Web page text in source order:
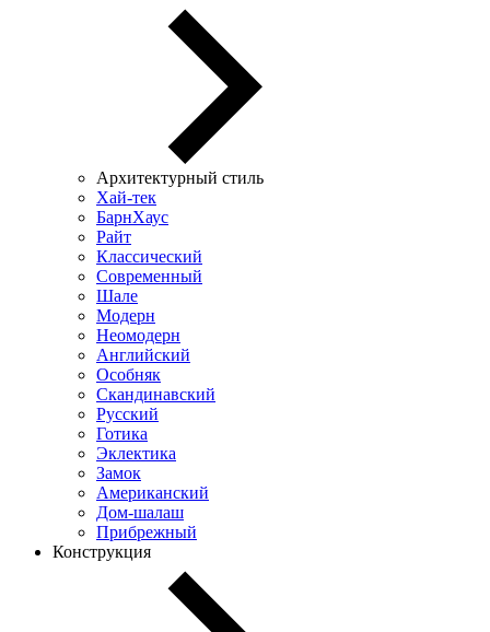
Архитектурный стиль
Хай-тек
БарнХаус
Райт
Классический
Современный
Шале
Модерн
Неомодерн
Английский
Особняк
Скандинавский
Русский
Готика
Эклектика
Замок
Американский
Дом-шалаш
Прибрежный
Конструкция